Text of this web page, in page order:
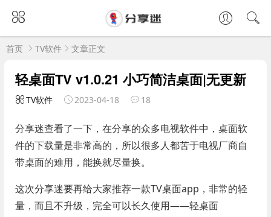
首页 TV软件 文章正文
轻桌面TV v1.0.21 小巧简洁桌面|无更新
TV软件 2023-04-18 18
分享迷查看了一下，在分享的众多电视软件中，桌面软
件的下载量是非常高的，所以很多人都苦于电视厂商自
带桌面的难用，能换就尽量换。
这次分享迷要再给大家推荐一款TV桌面app，非常的轻
量，而且不升级，完全可以长久使用——轻桌面